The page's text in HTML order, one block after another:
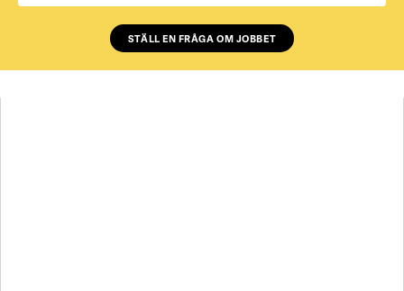
STÄLL EN FRÅGA OM JOBBET